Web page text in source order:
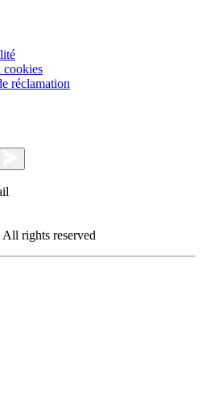
cookies
réclamation
rights reserved